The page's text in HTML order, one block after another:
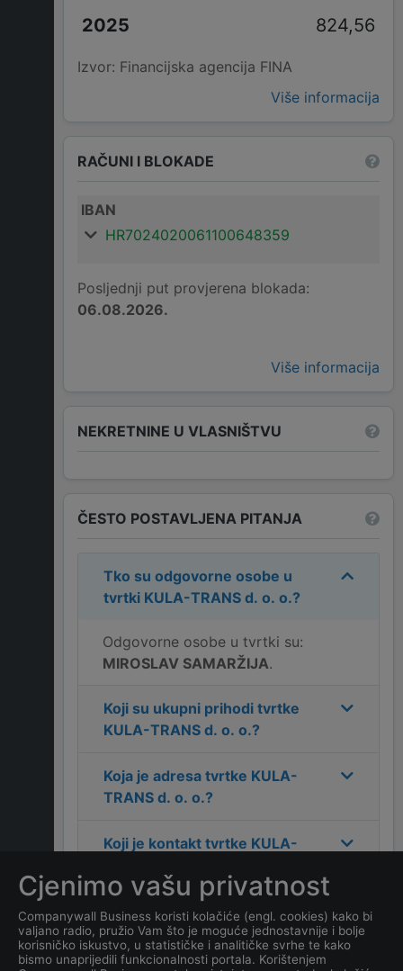
824,56
Izvor: Financijska agencija FINA
Više informacija
RAČUNI I BLOKADE
IBAN
HR7024020061100648359
Posljednji put provjerena blokada:
06.08.2026.
Više informacija
NEKRETNINE U VLASNIŠTVU
ČESTO POSTAVLJENA PITANJA
Tko su odgovorne osobe u
tvrtki KULA-TRANS d. o. o.?
Odgovorne osobe u tvrtki su:
MIROSLAV SAMARŽIJA.
Koji su ukupni prihodi tvrtke
KULA-TRANS d. o. o.?
Koja je adresa tvrtke KULA-
TRANS d. o. o.?
Koji je kontakt tvrtke KULA-
Koliko ima zaposlenih
kompanijaKULA-TRANS d.
o. o.?
Cjenimo vašu privatnost
Companywall Business koristi kolačiće (engl. cookies) kako bi
valjano radio, pružio Vam što je moguće jednostavnije i bolje
korisničko iskustvo, u statističke i analitičke svrhe te kako
bismo unaprijedili funkcionalnosti portala. Korištenjem